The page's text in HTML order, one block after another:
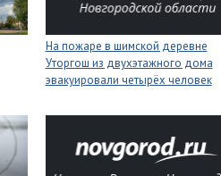
На пожаре в шимской деревне
Уторгош из двухэтажного дома
эвакуировали четырёх человек